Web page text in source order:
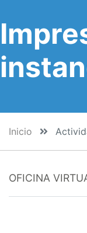
Inicio
OFICINA